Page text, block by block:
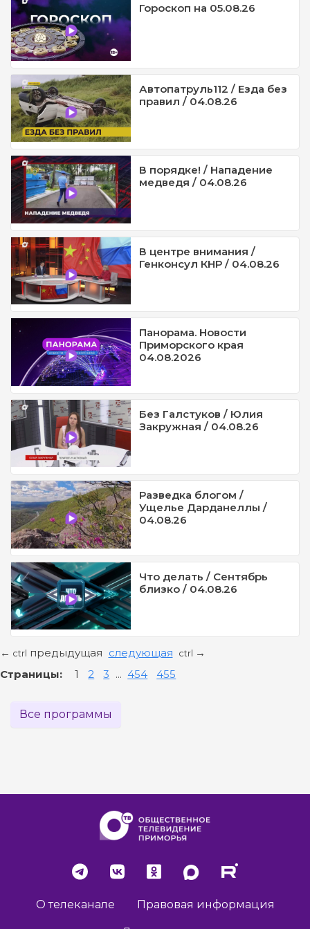
Гороскоп на 05.08.26
Автопатруль112 / Езда без
правил / 04.08.26
В порядке! / Нападение
медведя / 04.08.26
В центре внимания /
Генконсул КНР / 04.08.26
Панорама. Новости
Приморского края
04.08.2026
Без Галстуков / Юлия
Закружная / 04.08.26
Разведка блогом /
Ущелье Дарданеллы /
04.08.26
Что делать / Сентябрь
близко / 04.08.26
← ctrl предыдущая следующая ctrl →
Страницы: 1 2 3 ... 454 455
Все программы
О телеканале Правовая информация